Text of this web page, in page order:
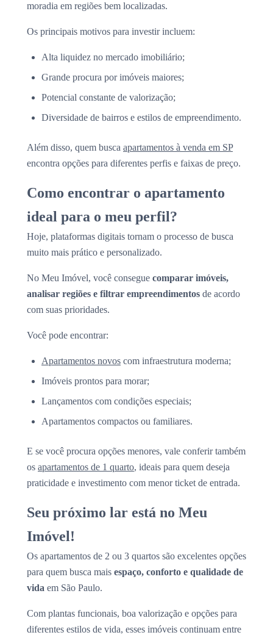
moradia em regiões bem localizadas.
Os principais motivos para investir incluem:
Alta liquidez no mercado imobiliário;
Grande procura por imóveis maiores;
Potencial constante de valorização;
Diversidade de bairros e estilos de empreendimento.
Além disso, quem busca apartamentos à venda em SP
encontra opções para diferentes perfis e faixas de preço.
Como encontrar o apartamento
ideal para o meu perfil?
Hoje, plataformas digitais tornam o processo de busca
muito mais prático e personalizado.
No Meu Imóvel, você consegue comparar imóveis,
analisar regiões e filtrar empreendimentos de acordo
com suas prioridades.
Você pode encontrar:
Apartamentos novos com infraestrutura moderna;
Imóveis prontos para morar;
Lançamentos com condições especiais;
Apartamentos compactos ou familiares.
E se você procura opções menores, vale conferir também
os apartamentos de 1 quarto, ideais para quem deseja
praticidade e investimento com menor ticket de entrada.
Seu próximo lar está no Meu
Imóvel!
Os apartamentos de 2 ou 3 quartos são excelentes opções
para quem busca mais espaço, conforto e qualidade de
vida em São Paulo.
Com plantas funcionais, boa valorização e opções para
diferentes estilos de vida, esses imóveis continuam entre